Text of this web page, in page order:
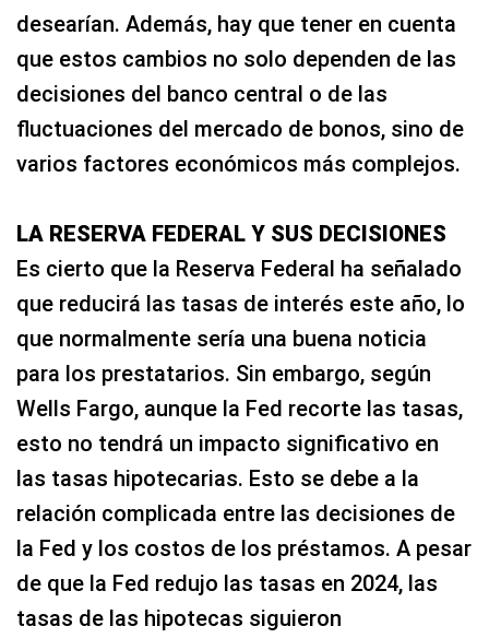
desearían. Además, hay que tener en cuenta
que estos cambios no solo dependen de las
decisiones del banco central o de las
fluctuaciones del mercado de bonos, sino de
varios factores económicos más complejos.
LA RESERVA FEDERAL Y SUS DECISIONES
Es cierto que la Reserva Federal ha señalado
que reducirá las tasas de interés este año, lo
que normalmente sería una buena noticia
para los prestatarios. Sin embargo, según
Wells Fargo, aunque la Fed recorte las tasas,
esto no tendrá un impacto significativo en
las tasas hipotecarias. Esto se debe a la
relación complicada entre las decisiones de
la Fed y los costos de los préstamos. A pesar
de que la Fed redujo las tasas en 2024, las
tasas de las hipotecas siguieron